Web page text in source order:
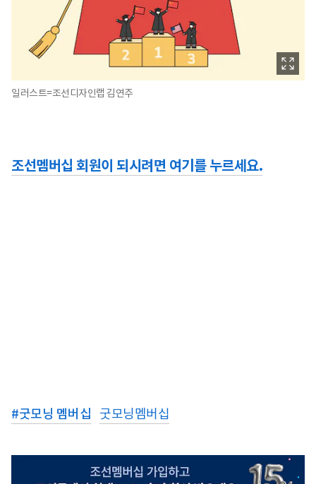
일러스트=조선디자인랩 김연주
조선멤버십 회원이 되시려면 여기를 누르세요.
#굿모닝 멤버십 굿모닝멤버십